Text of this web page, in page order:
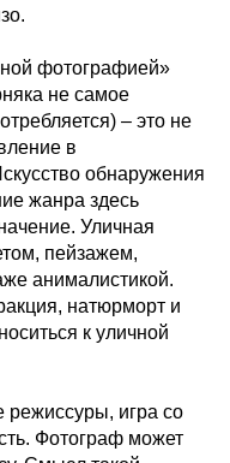
фотографией»
не самое
– это не
в
обнаружения
жанра здесь
Уличная
пейзажем,
анималистикой.
натюрморт и
к уличной
режиссуры, игра со
Фотограф может